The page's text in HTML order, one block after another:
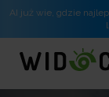
AI już wie, gdzie